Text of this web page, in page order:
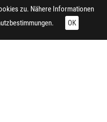
zu. Nähere Informationen
OK